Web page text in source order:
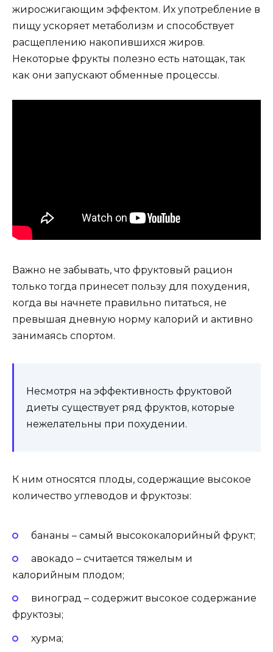
жиросжигающим эффектом. Их употребление в
пищу ускоряет метаболизм и способствует
расщеплению накопившихся жиров.
Некоторые фрукты полезно есть натощак, так
как они запускают обменные процессы.
Важно не забывать, что фруктовый рацион
только тогда принесет пользу для похудения,
когда вы начнете правильно питаться, не
превышая дневную норму калорий и активно
занимаясь спортом.
Несмотря на эффективность фруктовой
диеты существует ряд фруктов, которые
нежелательны при похудении.
К ним относятся плоды, содержащие высокое
количество углеводов и фруктозы:
бананы – самый высококалорийный фрукт;
авокадо – считается тяжелым и
калорийным плодом;
виноград – содержит высокое содержание
фруктозы;
хурма;